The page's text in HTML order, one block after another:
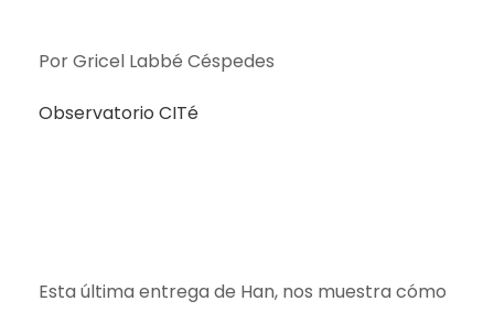
Por Gricel Labbé Céspedes
Observatorio CITé
Esta última entrega de Han, nos muestra cómo